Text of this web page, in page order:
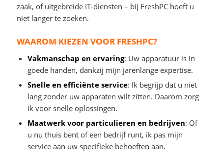
zaak, of uitgebreide IT-diensten – bij FreshPC hoeft u
niet langer te zoeken.
WAAROM KIEZEN VOOR FRESHPC?
Vakmanschap en ervaring: Uw apparatuur is in
goede handen, dankzij mijn jarenlange expertise.
Snelle en efficiënte service: Ik begrijp dat u niet
lang zonder uw apparaten wilt zitten. Daarom zorg
ik voor snelle oplossingen.
Maatwerk voor particulieren en bedrijven: Of
u nu thuis bent of een bedrijf runt, ik pas mijn
service aan uw specifieke behoeften aan.